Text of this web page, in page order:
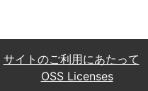
サイトのご利用にあたって
OSS Licenses